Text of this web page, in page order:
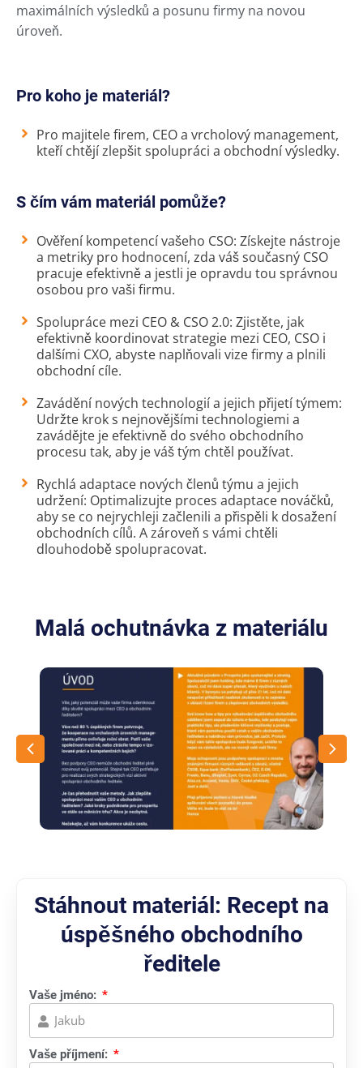
maximálních výsledků a posunu firmy na novou
úroveň.
Pro koho je materiál?
Pro majitele firem, CEO a vrcholový management,
kteří chtějí zlepšit spolupráci a obchodní výsledky.
S čím vám materiál pomůže?
Ověření kompetencí vašeho CSO: Získejte nástroje
a metriky pro hodnocení, zda váš současný CSO
pracuje efektivně a jestli je opravdu tou správnou
osobou pro vaši firmu.
Spolupráce mezi CEO & CSO 2.0: Zjistěte, jak
efektivně koordinovat strategie mezi CEO, CSO i
dalšími CXO, abyste naplňovali vize firmy a plnili
obchodní cíle.
Zavádění nových technologií a jejich přijetí týmem:
Udržte krok s nejnovějšími technologiemi a
zavádějte je efektivně do svého obchodního
procesu tak, aby je váš tým chtěl používat.
Rychlá adaptace nových členů týmu a jejich
udržení: Optimalizujte proces adaptace nováčků,
aby se co nejrychleji začlenili a přispěli k dosažení
obchodních cílů. A zároveň s vámi chtěli
dlouhodobě spolupracovat.
Malá ochutnávka z materiálu
Stáhnout materiál: Recept na
úspěšného obchodního
ředitele
Vaše jméno:
Vaše příjmení: